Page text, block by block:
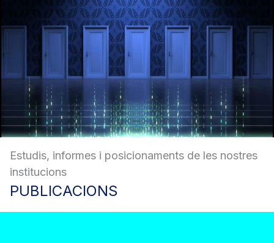
Estudis, informes i posicionaments de les nostres
institucions
PUBLICACIONS